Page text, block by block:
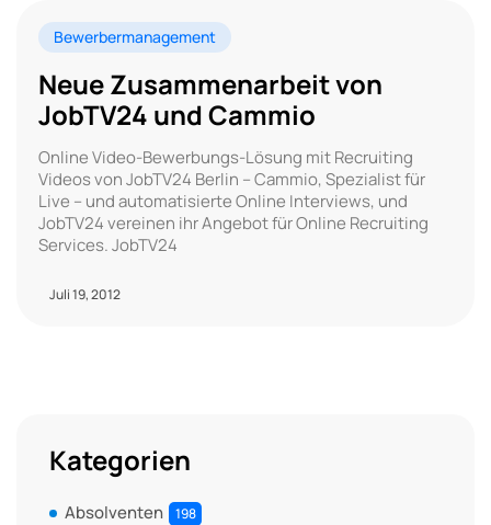
Bewerbermanagement
Neue Zusammenarbeit von
JobTV24 und Cammio
Online Video-Bewerbungs-Lösung mit Recruiting
Videos von JobTV24 Berlin – Cammio, Spezialist für
Live – und automatisierte Online Interviews, und
JobTV24 vereinen ihr Angebot für Online Recruiting
Services. JobTV24
Juli 19, 2012
Kategorien
Absolventen 198